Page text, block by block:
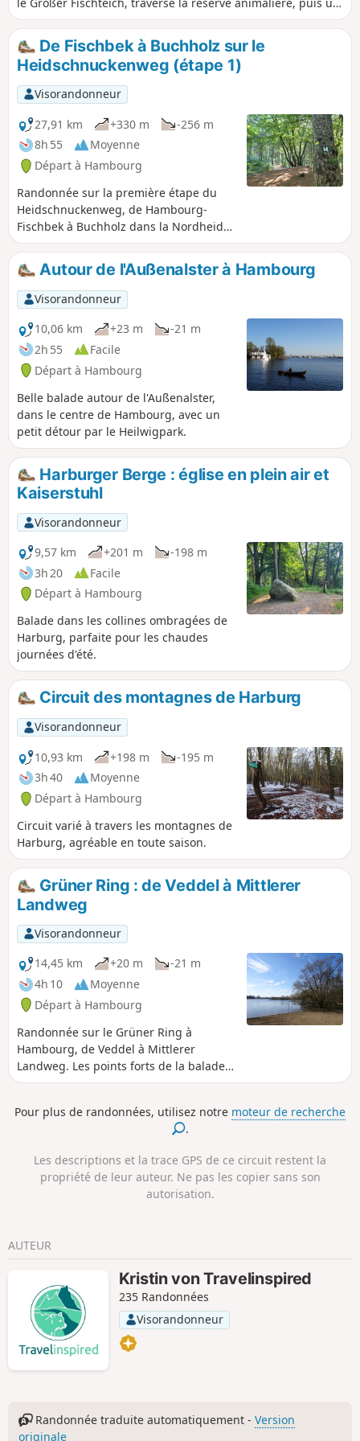
joli paysage de champs et de forêts.
De Fischbek à Buchholz sur le
Heidschnuckenweg (étape 1)
Visorandonneur
27,91 km
+330 m
-256 m
8h 55
Moyenne
Départ à Hambourg
Randonnée sur la première étape du
Heidschnuckenweg, de Hambourg-
Fischbek à Buchholz dans la Nordheide.
La randonnée traverse la lande de
Fischbek, puis des forêts, des prairies et
des champs jusqu'à Buchholz.
Autour de l'Außenalster à Hambourg
Visorandonneur
10,06 km
+23 m
-21 m
2h 55
Facile
Départ à Hambourg
Belle balade autour de l'Außenalster,
dans le centre de Hambourg, avec un
petit détour par le Heilwigpark.
Harburger Berge : église en plein air et
Kaiserstuhl
Visorandonneur
9,57 km
+201 m
-198 m
3h 20
Facile
Départ à Hambourg
Balade dans les collines ombragées de
Harburg, parfaite pour les chaudes
journées d'été.
Circuit des montagnes de Harburg
Visorandonneur
10,93 km
+198 m
-195 m
3h 40
Moyenne
Départ à Hambourg
Circuit varié à travers les montagnes de
Harburg, agréable en toute saison.
Grüner Ring : de Veddel à Mittlerer
Landweg
Visorandonneur
14,45 km
+20 m
-21 m
4h 10
Moyenne
Départ à Hambourg
Randonnée sur le Grüner Ring à
Hambourg, de Veddel à Mittlerer
Landweg. Les points forts de la balade
sont le parc Entenwerder sur l'Elbe, l'île
lac Eichbaumsee.
Pour plus de randonnées, utilisez notre moteur de recherche
.
Les descriptions et la trace GPS de ce circuit restent la
propriété de leur auteur. Ne pas les copier sans son
autorisation.
AUTEUR
Kristin von Travelinspired
235 Randonnées
Visorandonneur
Randonnée traduite automatiquement -Version
originale